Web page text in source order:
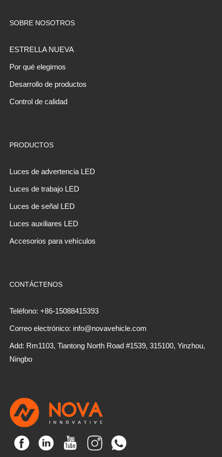
SOBRE NOSOTROS
ESTRELLA NUEVA
Por qué elegirnos
Desarrollo de productos
Control de calidad
PRODUCTOS
Luces de advertencia LED
Luces de trabajo LED
Luces de señal LED
Luces auxiliares LED
Accesorios para vehículos
CONTÁCTENOS
Teléfono: +86-15088415393
Correo electrónico: info@novavehicle.com
Add: Rm1103, Tiantong North Road #1539, 315100, Yinzhou,
Ningbo